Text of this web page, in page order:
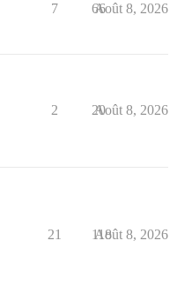
7 66
Août 8, 2026
2 20
Août 8, 2026
21 118
Août 8, 2026